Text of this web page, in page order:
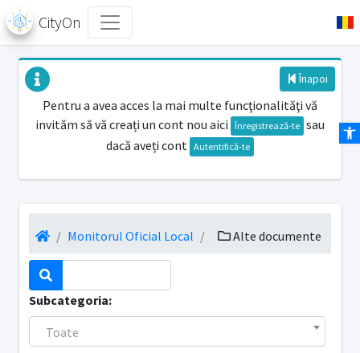
CityOn
Înapoi
Pentru a avea acces la mai multe funcţionalităţi vă
invităm să vă creați un cont nou aici Înregistrează-te sau
dacă aveți cont Autentifică-te
Monitorul Oficial Local Alte documente
Subcategoria:
Toate